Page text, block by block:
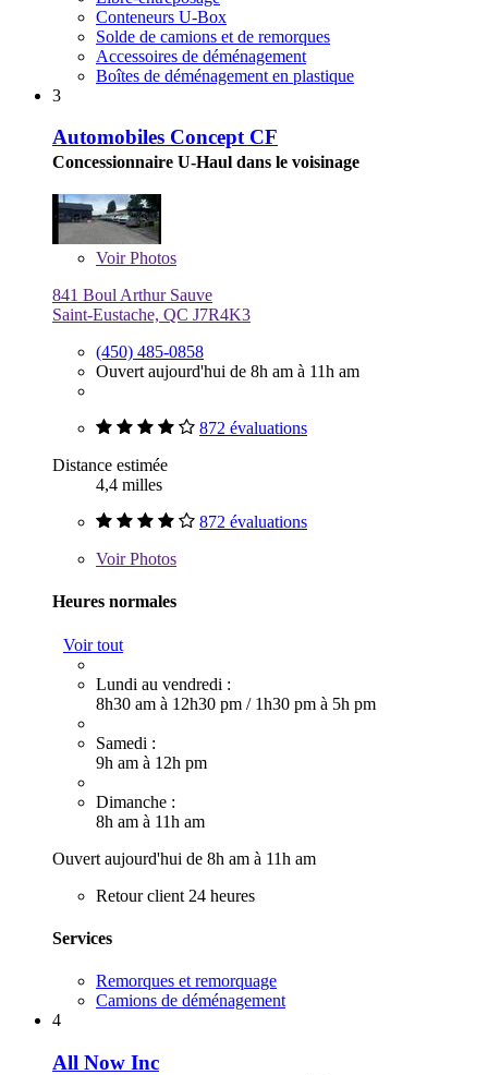
Conteneurs U-Box
Solde de camions et de remorques
Accessoires de déménagement
Boîtes de déménagement en plastique
3
Automobiles Concept CF
Concessionnaire U-Haul dans le voisinage
VoirPhotos
841 Boul Arthur Sauve
Saint-Eustache, QC J7R4K3
(450) 485-0858
Ouvert aujourd'hui de 8h am à 11h am
872 évaluations
Distance estimée
4,4 milles
872 évaluations
VoirPhotos
Heures normales
Voir tout
Lundi au vendredi :
8h30 am à 12h30 pm / 1h30 pm à 5h pm
Samedi :
9h am à 12h pm
Dimanche :
8h am à 11h am
Ouvert aujourd'hui de 8h am à 11h am
Retour client 24 heures
Services
Remorques et remorquage
Camions de déménagement
4
All Now Inc